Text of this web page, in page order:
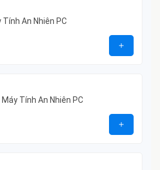
Tính An Nhiên PC
Máy Tính An Nhiên PC